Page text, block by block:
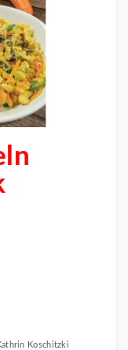
Koschitzki